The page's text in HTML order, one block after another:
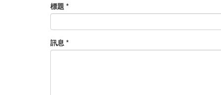
標題 *
訊息 *